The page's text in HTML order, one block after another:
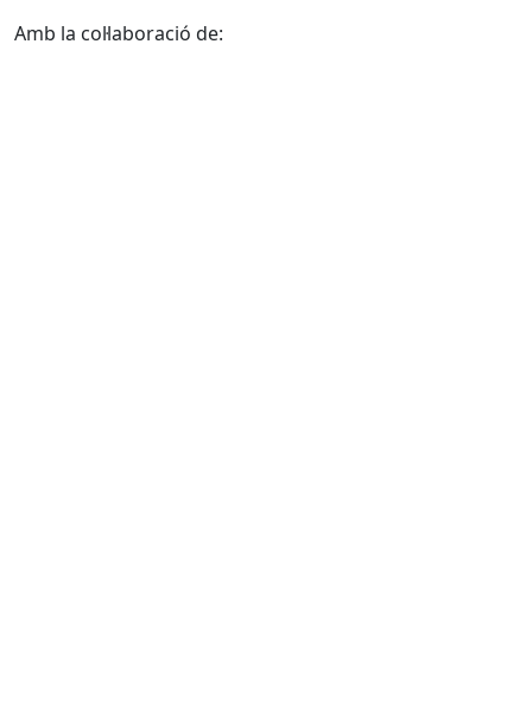
Amb la col·laboració de: